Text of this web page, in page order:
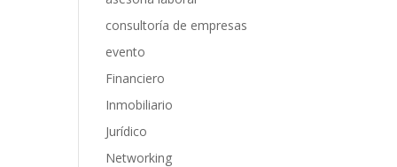
consultoría de empresas
evento
Financiero
Inmobiliario
Jurídico
Networking